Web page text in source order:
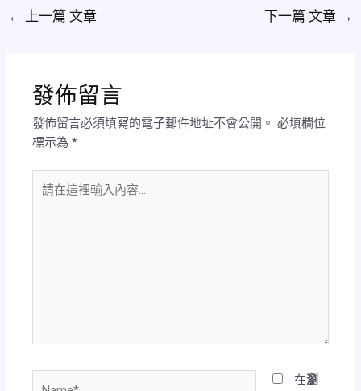
← 上一篇 文章 下一篇 文章 →
發佈留言
發佈留言必須填寫的電子郵件地址不會公開。 必填欄位
標示為*
在
在瀏